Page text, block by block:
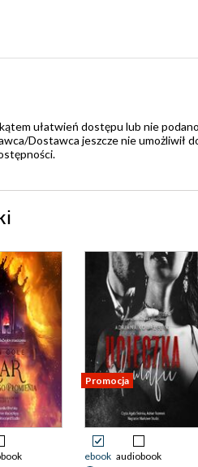
ułatwień dostępu lub nie
Dostawca jeszcze nie umożliwił
Promocja
ebook audiobook